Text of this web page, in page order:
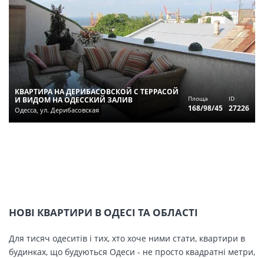
КВАРТИРА НА ДЕРИБАСОВСКОЙ С ТЕРРАСОЙ
И ВИДОМ НА ОДЕССКИЙ ЗАЛИВ
Одесса, ул. Дерибасовская
Площа
168/98/45
ID
27226
НОВІ КВАРТИРИ В ОДЕСІ ТА ОБЛАСТІ
Для тисяч одеситів і тих, хто хоче ними стати, квартири в
будинках, що будуються Одеси - не просто квадратні метри,